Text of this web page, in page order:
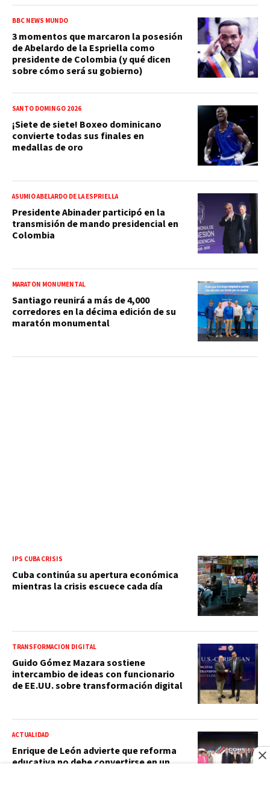
BBC NEWS MUNDO
3 momentos que marcaron la posesión
de Abelardo de la Espriella como
presidente de Colombia (y qué dicen
sobre cómo será su gobierno)
SANTO DOMINGO 2026
¡Siete de siete! Boxeo dominicano
convierte todas sus finales en
medallas de oro
ASUMIÓ ABELARDO DE LA ESPRIELLA
Presidente Abinader participó en la
transmisión de mando presidencial en
Colombia
MARATÓN MONUMENTAL
Santiago reunirá a más de 4,000
corredores en la décima edición de su
maratón monumental
IPS CUBA CRISIS
Cuba continúa su apertura económica
mientras la crisis escuece cada día
TRANSFORMACIÓN DIGITAL
Guido Gómez Mazara sostiene
intercambio de ideas con funcionario
de EE.UU. sobre transformación digital
ACTUALIDAD
Enrique de León advierte que reforma
educativa no debe convertirse en un